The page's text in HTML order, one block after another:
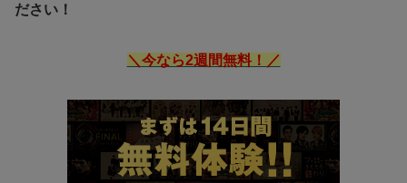
ださい！
＼今なら2週間無料！／